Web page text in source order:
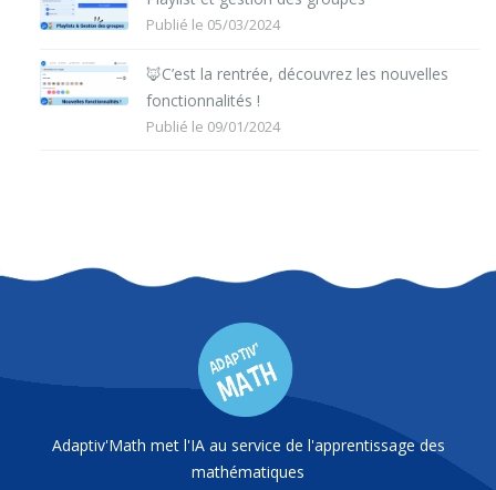
Publié le 05/03/2024
🦊C’est la rentrée, découvrez les nouvelles
fonctionnalités !
Publié le 09/01/2024
Adaptiv'Math met l'IA au service de l'apprentissage des
mathématiques